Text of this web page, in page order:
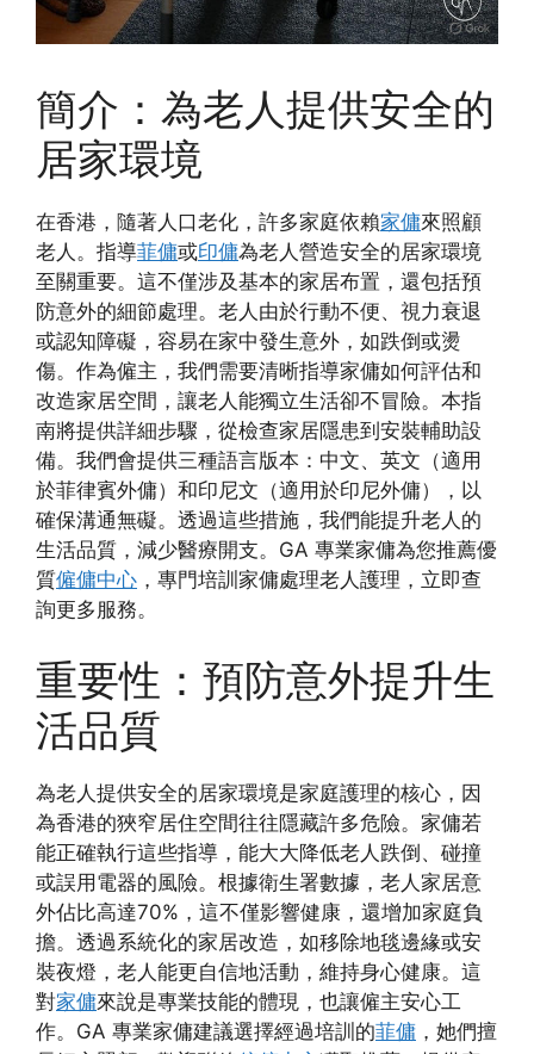
簡介：為老人提供安全的
居家環境
在香港，隨著人口老化，許多家庭依賴家傭來照顧
老人。指導菲傭或印傭為老人營造安全的居家環境
至關重要。這不僅涉及基本的家居布置，還包括預
防意外的細節處理。老人由於行動不便、視力衰退
或認知障礙，容易在家中發生意外，如跌倒或燙
傷。作為僱主，我們需要清晰指導家傭如何評估和
改造家居空間，讓老人能獨立生活卻不冒險。本指
南將提供詳細步驟，從檢查家居隱患到安裝輔助設
備。我們會提供三種語言版本：中文、英文（適用
於菲律賓外傭）和印尼文（適用於印尼外傭），以
確保溝通無礙。透過這些措施，我們能提升老人的
生活品質，減少醫療開支。GA 專業家傭為您推薦優
質僱傭中心 ，專門培訓家傭處理老人護理，立即查
詢更多服務。
重要性：預防意外提升生
活品質
為老人提供安全的居家環境是家庭護理的核心，因
為香港的狹窄居住空間往往隱藏許多危險。家傭若
能正確執行這些指導，能大大降低老人跌倒、碰撞
或誤用電器的風險。根據衛生署數據，老人家居意
外佔比高達70%，這不僅影響健康，還增加家庭負
擔。透過系統化的家居改造，如移除地毯邊緣或安
裝夜燈，老人能更自信地活動，維持身心健康。這
對家傭來說是專業技能的體現，也讓僱主安心工
作。GA 專業家傭建議選擇經過培訓的菲傭 ，她們擅